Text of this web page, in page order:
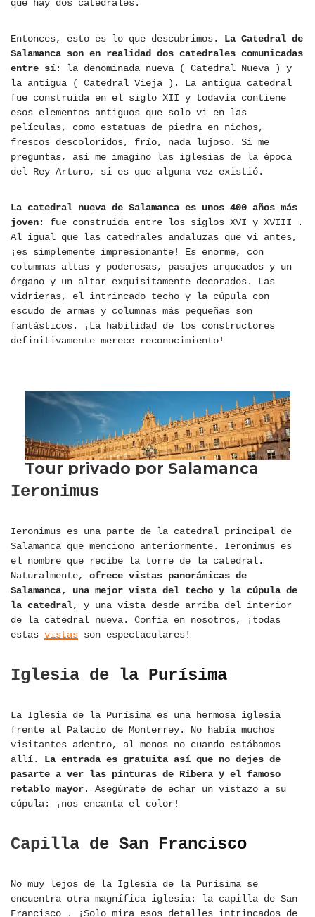
que hay dos catedrales.
Entonces, esto es lo que descubrimos. La Catedral de
Salamanca son en realidad dos catedrales comunicadas
entre sí: la denominada nueva ( Catedral Nueva ) y
la antigua ( Catedral Vieja ). La antigua catedral
fue construida en el siglo XII y todavía contiene
esos elementos antiguos que solo vi en las
películas, como estatuas de piedra en nichos,
frescos descoloridos, frío, nada lujoso. Si me
preguntas, así me imagino las iglesias de la época
del Rey Arturo, si es que alguna vez existió.
La catedral nueva de Salamanca es unos 400 años más
joven: fue construida entre los siglos XVI y XVIII .
Al igual que las catedrales andaluzas que vi antes,
¡es simplemente impresionante! Es enorme, con
columnas altas y poderosas, pasajes arqueados y un
órgano y un altar exquisitamente decorados. Las
vidrieras, el intrincado techo y la cúpula con
escudo de armas y columnas más pequeñas son
fantásticos. ¡La habilidad de los constructores
definitivamente merece reconocimiento!
Ieronimus
Ieronimus es una parte de la catedral principal de
Salamanca que menciono anteriormente. Ieronimus es
el nombre que recibe la torre de la catedral.
Naturalmente, ofrece vistas panorámicas de
Salamanca, una mejor vista del techo y la cúpula de
la catedral,
y una vista desde arriba del interior
de la catedral nueva. Confía en nosotros, ¡todas
estas vistas son espectaculares!
Iglesia de la Purísima
La Iglesia de la Purísima es una hermosa iglesia
frente al Palacio de Monterrey. No había muchos
visitantes adentro, al menos no cuando estábamos
allí. La entrada es gratuita así que no dejes de
pasarte a ver las pinturas de Ribera y el famoso
retablo mayor. Asegúrate de echar un vistazo a su
cúpula: ¡nos encanta el color!
Capilla de San Francisco
No muy lejos de la Iglesia de la Purísima se
encuentra otra magnífica iglesia: la capilla de San
Francisco . ¡Solo mira esos detalles intrincados de